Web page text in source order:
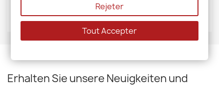
Erhalten Sie unsere Neuigkeiten und
Rejeter
Tout Accepter